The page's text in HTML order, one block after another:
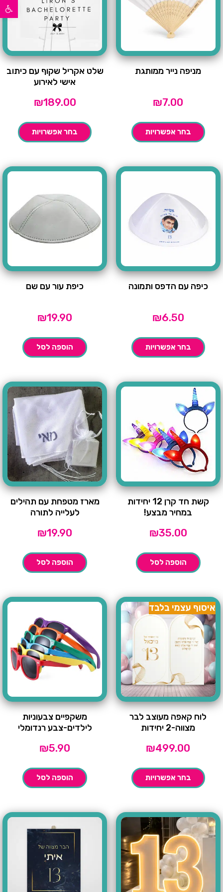
פתח סרגל נגישות
מניפה נייר ממותגת
₪7.00
בחר אפשרויות
שלט אקריל שקוף עם כיתוב
אישי לאירוע
₪189.00
בחר אפשרויות
כיפה עם הדפס ותמונה
₪6.50
בחר אפשרויות
כיפת עור עם שם
₪19.90
הוספה לסל
קשת חד קרן 12 יחידות
במחיר מבצע!
₪35.00
הוספה לסל
מארז מטפחת עם תהילים
לעלייה לתורה
₪19.90
הוספה לסל
איסוף עצמי בלבד
לוח קאפה מעוצב לבר
מצווה-2 יחידות
₪499.00
בחר אפשרויות
משקפיים צבעוניות
לילדים-צבע רנדומלי
₪5.90
הוספה לסל